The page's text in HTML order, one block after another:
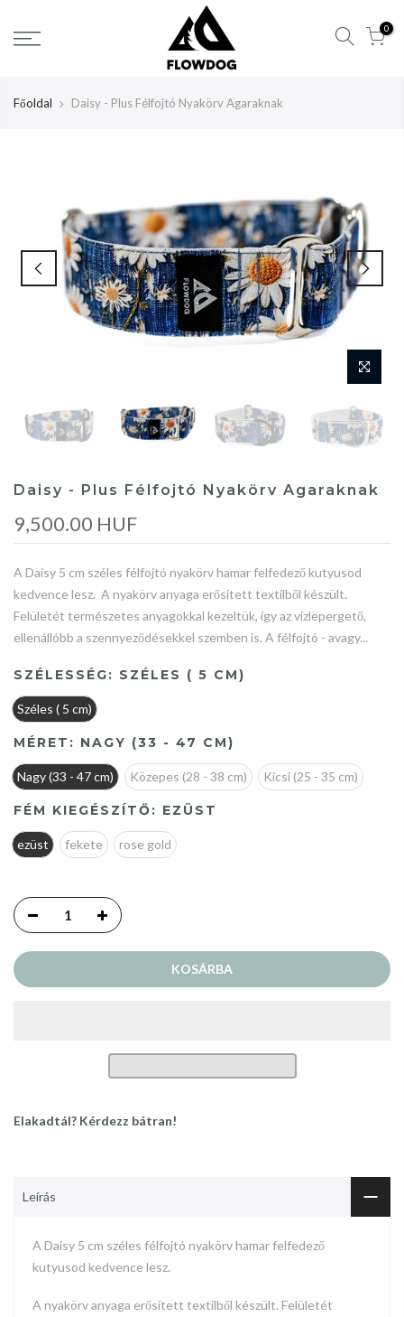
átlépése
0
Főoldal Daisy - Plus Félfojtó Nyakörv Agaraknak
Daisy - Plus Félfojtó Nyakörv Agaraknak
9,500.00 HUF
A Daisy 5 cm széles félfojtó nyakörv hamar felfedező kutyusod
kedvence lesz. A nyakörv anyaga erősített textilből készült.
Felületét természetes anyagokkal kezeltük, így az vízlepergető,
ellenállóbb a szennyeződésekkel szemben is. A félfojtó - avagy...
SZÉLESSÉG: SZÉLES ( 5 CM)
Széles ( 5 cm)
MÉRET: NAGY (33 - 47 CM)
Nagy (33 - 47 cm) Közepes (28 - 38 cm) Kicsi (25 - 35 cm)
FÉM KIEGÉSZÍTŐ: EZÜST
ezüst fekete rose gold
KOSÁRBA
Elakadtál? Kérdezz bátran!
Leírás
A Daisy 5 cm széles félfojtó nyakörv hamar felfedező
kutyusod kedvence lesz.
A nyakörv anyaga erősített textilből készült. Felületét